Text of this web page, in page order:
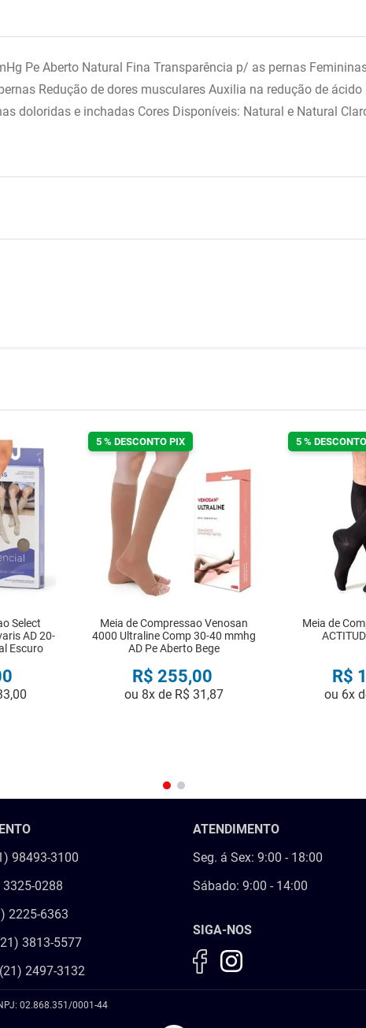
Pe Aberto Natural Fina Transparência p/ as pernas
Redução de dores musculares Auxilia na redução de
doloridas e inchadas Cores Disponíveis: Natural e Natural
Select
AD 20-
Escuro
,00
5 % DESCONTO PIX
Meia de Compressao Venosan
4000 Ultraline Comp 30-40 mmhg
AD Pe Aberto Bege
R$ 255,00
ou 8x de R$ 31 ,87
5 %
Meia de
R$
ou 6x
98493-3100
0288
2225-6363
3813-5577
2497-3132
ATENDIMENTO
Seg. á Sex: 9:00 - 18:00
Sábado: 9:00 - 14:00
SIGA-NOS
02.868.351/0001-44